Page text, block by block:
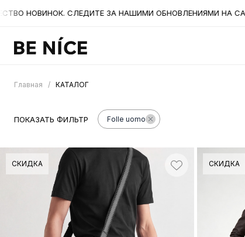
СЛЕДИТЕ ЗА НАШИМИ ОБНОВЛЕНИЯМИ НА САЙТЕ.
Главная / КАТАЛОГ
ПОКАЗАТЬ ФИЛЬТР Folle uomo
СКИДКА СКИДКА